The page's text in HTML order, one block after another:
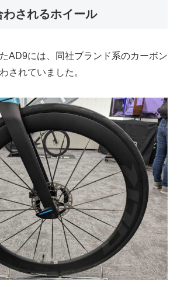
されるホイール
AD9には、同社ブランド系のカーボン
されていました。